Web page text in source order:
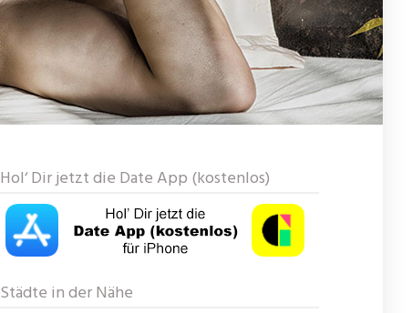
Hol‘ Dir jetzt die Date App (kostenlos)
Städte in der Nähe